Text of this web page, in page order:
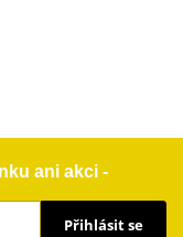
ani akci -
Přihlásit se